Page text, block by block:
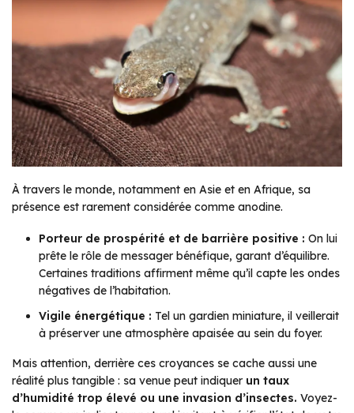
À travers le monde, notamment en Asie et en Afrique, sa
présence est rarement considérée comme anodine.
Porteur de prospérité et de barrière positive : On lui
prête le rôle de messager bénéfique, garant d’équilibre.
Certaines traditions affirment même qu’il capte les ondes
négatives de l’habitation.
Vigile énergétique : Tel un gardien miniature, il veillerait
à préserver une atmosphère apaisée au sein du foyer.
Mais attention, derrière ces croyances se cache aussi une
réalité plus tangible : sa venue peut indiquer un taux
d’humidité trop élevé ou une invasion d’insectes. Voyez-